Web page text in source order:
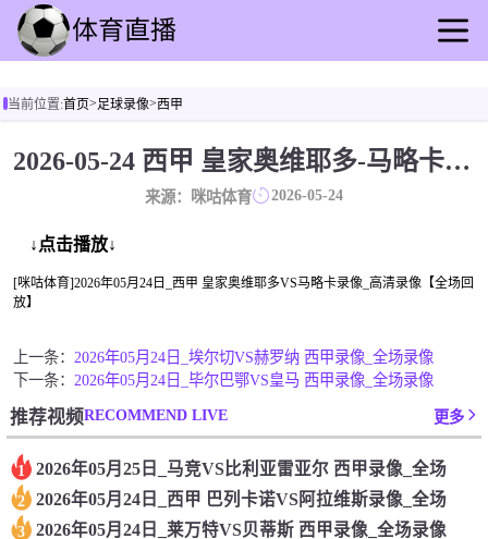
足球直播
足球速报
篮球新闻
其他转播
当前位置:首页>足球录像>西甲
2026-05-24 西甲 皇家奥维耶多-马略卡 录像[咪咕体育]
来源：咪咕体育 2026-05-24
↓点击播放↓
[咪咕体育]2026年05月24日_西甲 皇家奥维耶多VS马略卡录像_高清录像【全场回
放】
上一条： 2026年05月24日_埃尔切VS赫罗纳 西甲录像_全场录像
下一条： 2026年05月24日_毕尔巴鄂VS皇马 西甲录像_全场录像
推荐视频RECOMMEND LIVE 更多
1 2026年05月25日_马竞VS比利亚雷亚尔 西甲录像_全场
2 2026年05月24日_西甲 巴列卡诺VS阿拉维斯录像_全场
3 2026年05月24日_莱万特VS贝蒂斯 西甲录像_全场录像